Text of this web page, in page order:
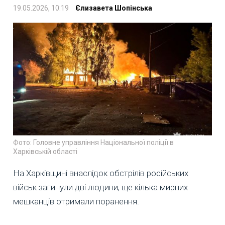
19.05.2026, 10:19 Єлизавета Шопінська
Фото: Головне управління Національної поліції в
Харківській області
На Харківщині внаслідок обстрілів російських
військ загинули дві людини, ще кілька мирних
мешканців отримали поранення.